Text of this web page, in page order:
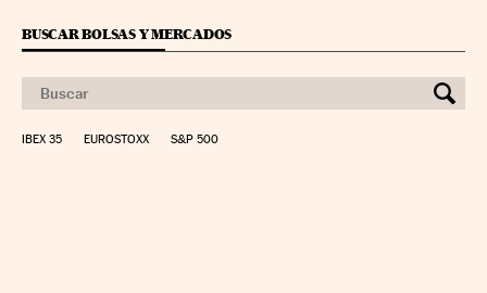
BUSCAR BOLSAS Y MERCADOS
IBEX 35 EUROSTOXX S&P 500